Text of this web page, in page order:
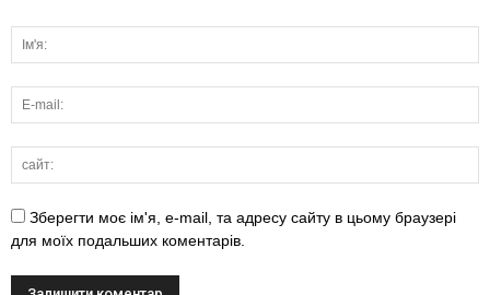
Зберегти моє ім'я, e-mail, та адресу сайту в цьому браузері
для моїх подальших коментарів.